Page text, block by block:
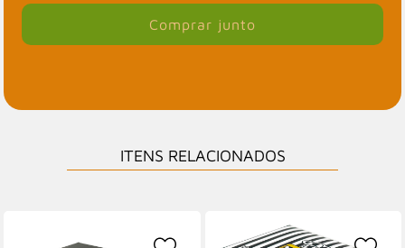
Comprar junto
ITENS RELACIONADOS